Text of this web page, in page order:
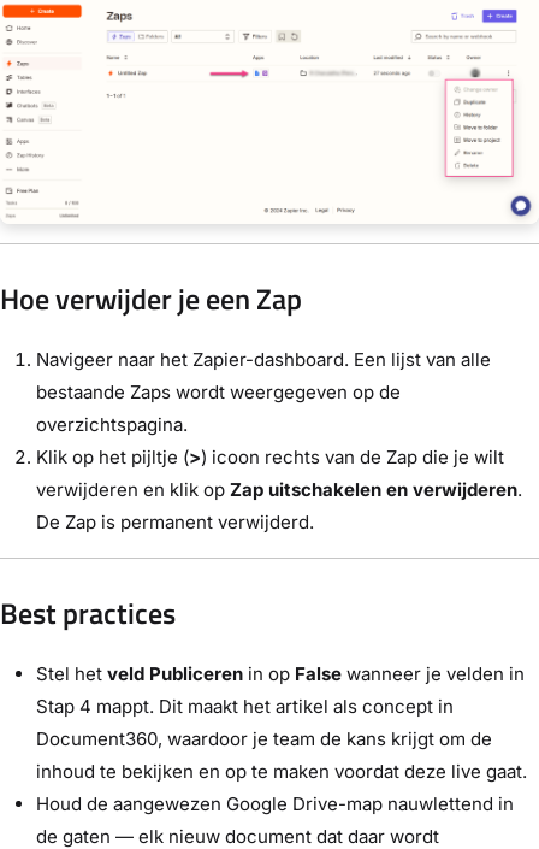
Hoe verwijder je een Zap
Navigeer naar het Zapier-dashboard. Een lijst van alle
bestaande Zaps wordt weergegeven op de
overzichtspagina.
Klik op het pijltje (>) icoon rechts van de Zap die je wilt
verwijderen en klik op Zap uitschakelen en verwijderen.
De Zap is permanent verwijderd.
Best practices
Stel het veld Publiceren in op False wanneer je velden in
Stap 4 mappt. Dit maakt het artikel als concept in
Document360, waardoor je team de kans krijgt om de
inhoud te bekijken en op te maken voordat deze live gaat.
Houd de aangewezen Google Drive-map nauwlettend in
de gaten — elk nieuw document dat daar wordt